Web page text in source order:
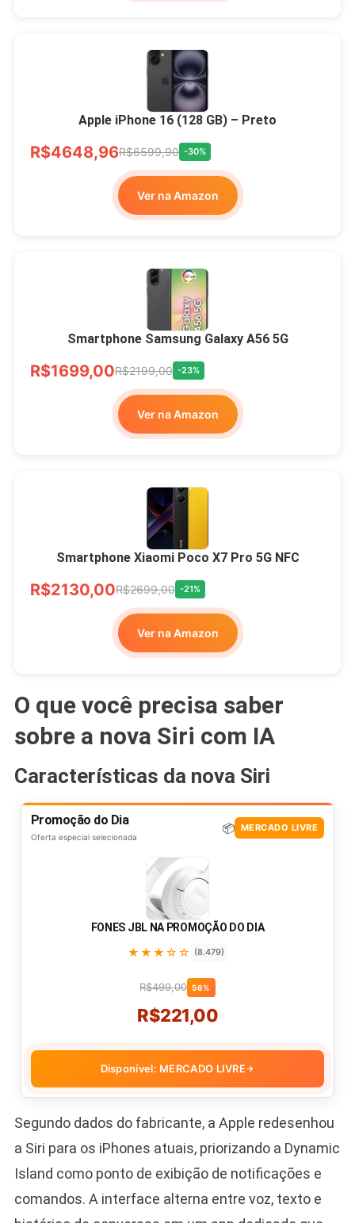
Apple iPhone 16 (128 GB) – Preto
R$4648,96R$6599,90 -30%
Ver na Amazon
Smartphone Samsung Galaxy A56 5G
R$1699,00R$2199,00 -23%
Ver na Amazon
Smartphone Xiaomi Poco X7 Pro 5G NFC
R$2130,00R$2699,00 -21%
Ver na Amazon
O que você precisa saber
sobre a nova Siri com IA
Características da nova Siri
Promoção do Dia
Oferta especial selecionada
📦 MERCADO LIVRE
FONES JBL NA PROMOÇÃO DO DIA
★★★☆☆ (8.479)
R$499,00 56%
R$221,00
Disponível: MERCADO LIVRE→
Segundo dados do fabricante, a Apple redesenhou
a Siri para os iPhones atuais, priorizando a Dynamic
Island como ponto de exibição de notificações e
comandos. A interface alterna entre voz, texto e